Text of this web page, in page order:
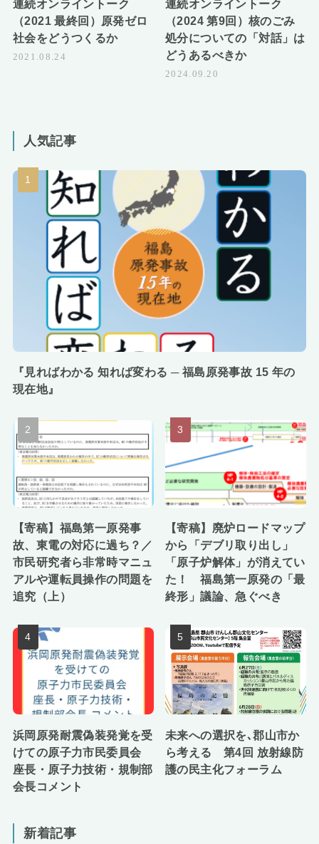
連続オンライントーク
（2021 最終回）原発ゼロ
社会をどうつくるか
2021.08.24
連続オンライントーク
（2024 第9回）核のごみ
処分についての「対話」は
どうあるべきか
2024.09.20
人気記事
『見ればわかる 知れば変わる ─ 福島原発事故 15 年の
現在地』
【寄稿】福島第一原発事
故、東電の対応に過ち？／
市民研究者ら非常時マニュ
アルや運転員操作の問題を
追究（上）
【寄稿】廃炉ロードマップ
から「デブリ取り出し」
「原子炉解体」が消えてい
た！ 福島第一原発の「最
終形」議論、急ぐべき
浜岡原発耐震偽装発覚を受
けての原子力市民委員会
座長・原子力技術・規制部
会長コメント
未来への選択を､郡山市か
ら考える 第4回 放射線防
護の民主化フォーラム
新着記事